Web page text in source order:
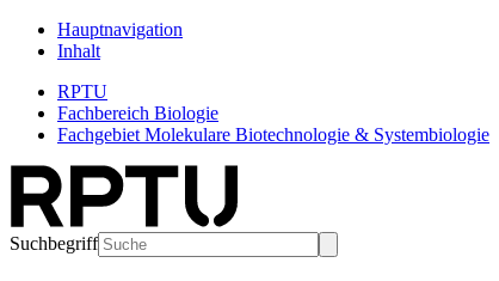
Hauptnavigation
Inhalt
RPTU
Fachbereich Biologie
Fachgebiet Molekulare Biotechnologie & Systembiologie
Suchbegriff